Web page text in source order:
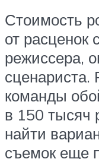
Стоимость
от расценок
режиссера,
сценариста.
команды
в 150 тысяч
найти
съемок еще